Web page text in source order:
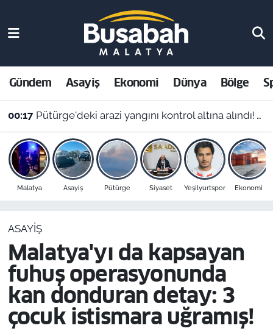
Gündem Asayiş Ekonomi Dünya Bölge
00:17 Pütürge'deki arazi yangını kontrol altına alındı! Vali Yavuz'dan çağrı
Malatya Asayiş Pütürge Siyaset Yeşilyurtspor Ekonomi
ASAYIŞ
Malatya'yı da kapsayan
fuhuş operasyonunda
kan donduran detay: 3
çocuk istismara uğramış!
Asayiş
Ekonomi
Dünya
Bölge
Resmi İlanlar
Malatya Nöbetçi Eczaneler
Malatya Hava Durumu
Malatya Namaz Vakitleri
Malatya Trafik Yoğunluk Haritası
Süper Lig Puan Durumu ve Fikstür
Son Dakika Haberleri
Haber Arşivi